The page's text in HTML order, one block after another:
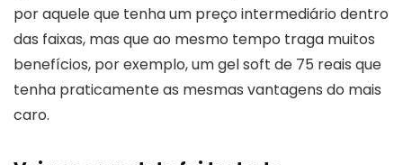
por aquele que tenha um preço intermediário dentro
das faixas, mas que ao mesmo tempo traga muitos
benefícios, por exemplo, um gel soft de 75 reais que
tenha praticamente as mesmas vantagens do mais
caro.